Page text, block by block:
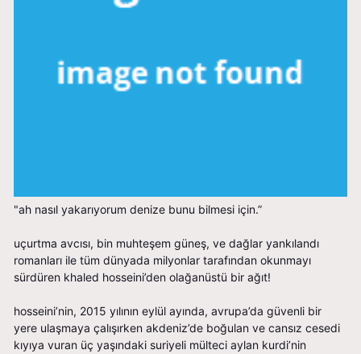
"ah nasıl yakarıyorum denize bunu bilmesi için.”
uçurtma avcısı, bin muhteşem güneş, ve dağlar yankılandı
romanları ile tüm dünyada milyonlar tarafından okunmayı
sürdüren khaled hosseini’den olağanüstü bir ağıt!
hosseini’nin, 2015 yılının eylül ayında, avrupa’da güvenli bir
yere ulaşmaya çalışırken akdeniz’de boğulan ve cansız cesedi
kıyıya vuran üç yaşındaki suriyeli mülteci aylan kurdi’nin